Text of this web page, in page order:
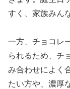
すく、家族みん
一方、チョコレ
られるため、チ
み合わせによく
たい方や、濃厚